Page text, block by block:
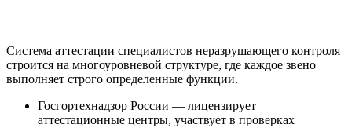
Система аттестации специалистов неразрушающего контроля
строится на многоуровневой структуре, где каждое звено
выполняет строго определенные функции.
Госгортехнадзор России — лицензирует
аттестационные центры, участвует в проверках